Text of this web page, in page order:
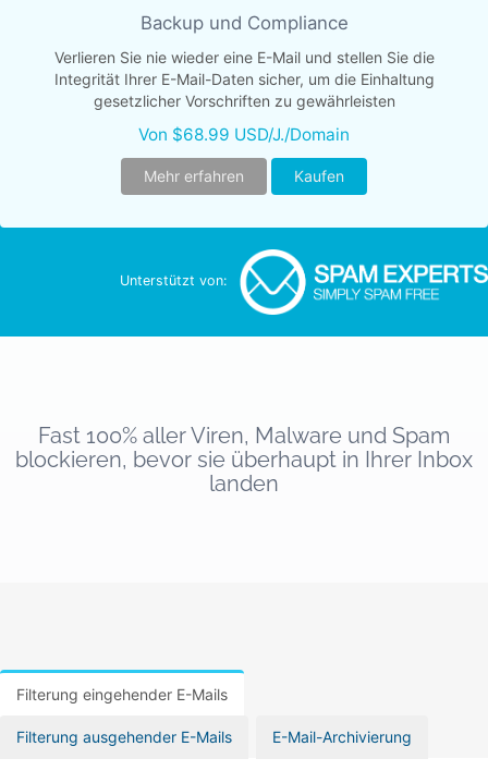
Backup und Compliance
Verlieren Sie nie wieder eine E-Mail und stellen Sie die
Integrität Ihrer E-Mail-Daten sicher, um die Einhaltung
gesetzlicher Vorschriften zu gewährleisten
Von $68.99 USD/J./Domain
Mehr erfahren Kaufen
Unterstützt von:
Fast 100% aller Viren, Malware und Spam
blockieren, bevor sie überhaupt in Ihrer Inbox
landen
Filterung eingehender E-Mails
Filterung ausgehender E-Mails E-Mail-Archivierung